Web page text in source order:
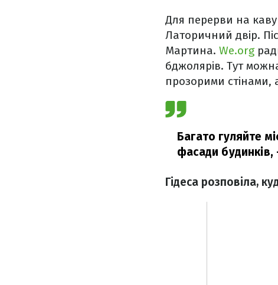
Для перерви на каву
Латоричний двір.
Мартина. We.org
бджолярів. Тут
прозорими стінами,
Багато гуляйте
фасади будинків,
Гідеса розповіла,